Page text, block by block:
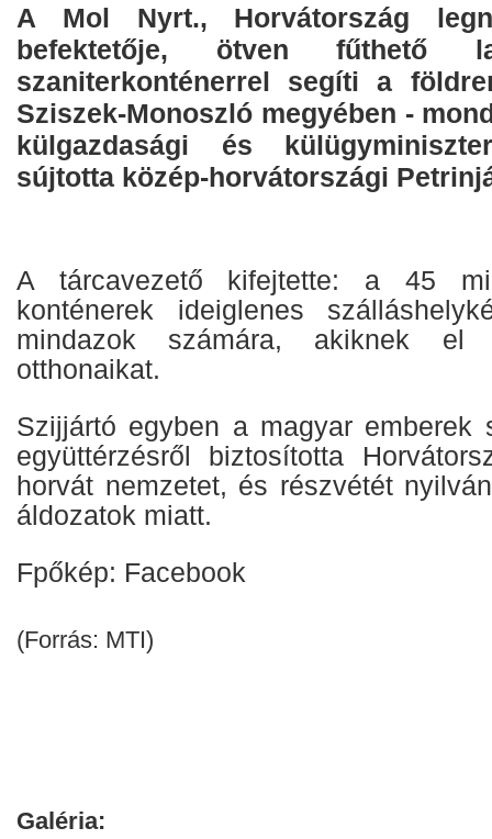
A Mol Nyrt., Horvátország
befektetője, ötven fűthető
szaniterkonténerrel segíti a
Sziszek-Monoszló megyében -
külgazdasági és
sújtotta közép-horvátországi
A tárcavezető kifejtette: a 45
konténerek ideiglenes
mindazok számára, akiknek el
otthonaikat.
Szijjártó egyben a magyar emberek
együttérzésről biztosította
horvát nemzetet, és részvétét
áldozatok miatt.
Fpőkép: Facebook
(Forrás: MTI)
Galéria: